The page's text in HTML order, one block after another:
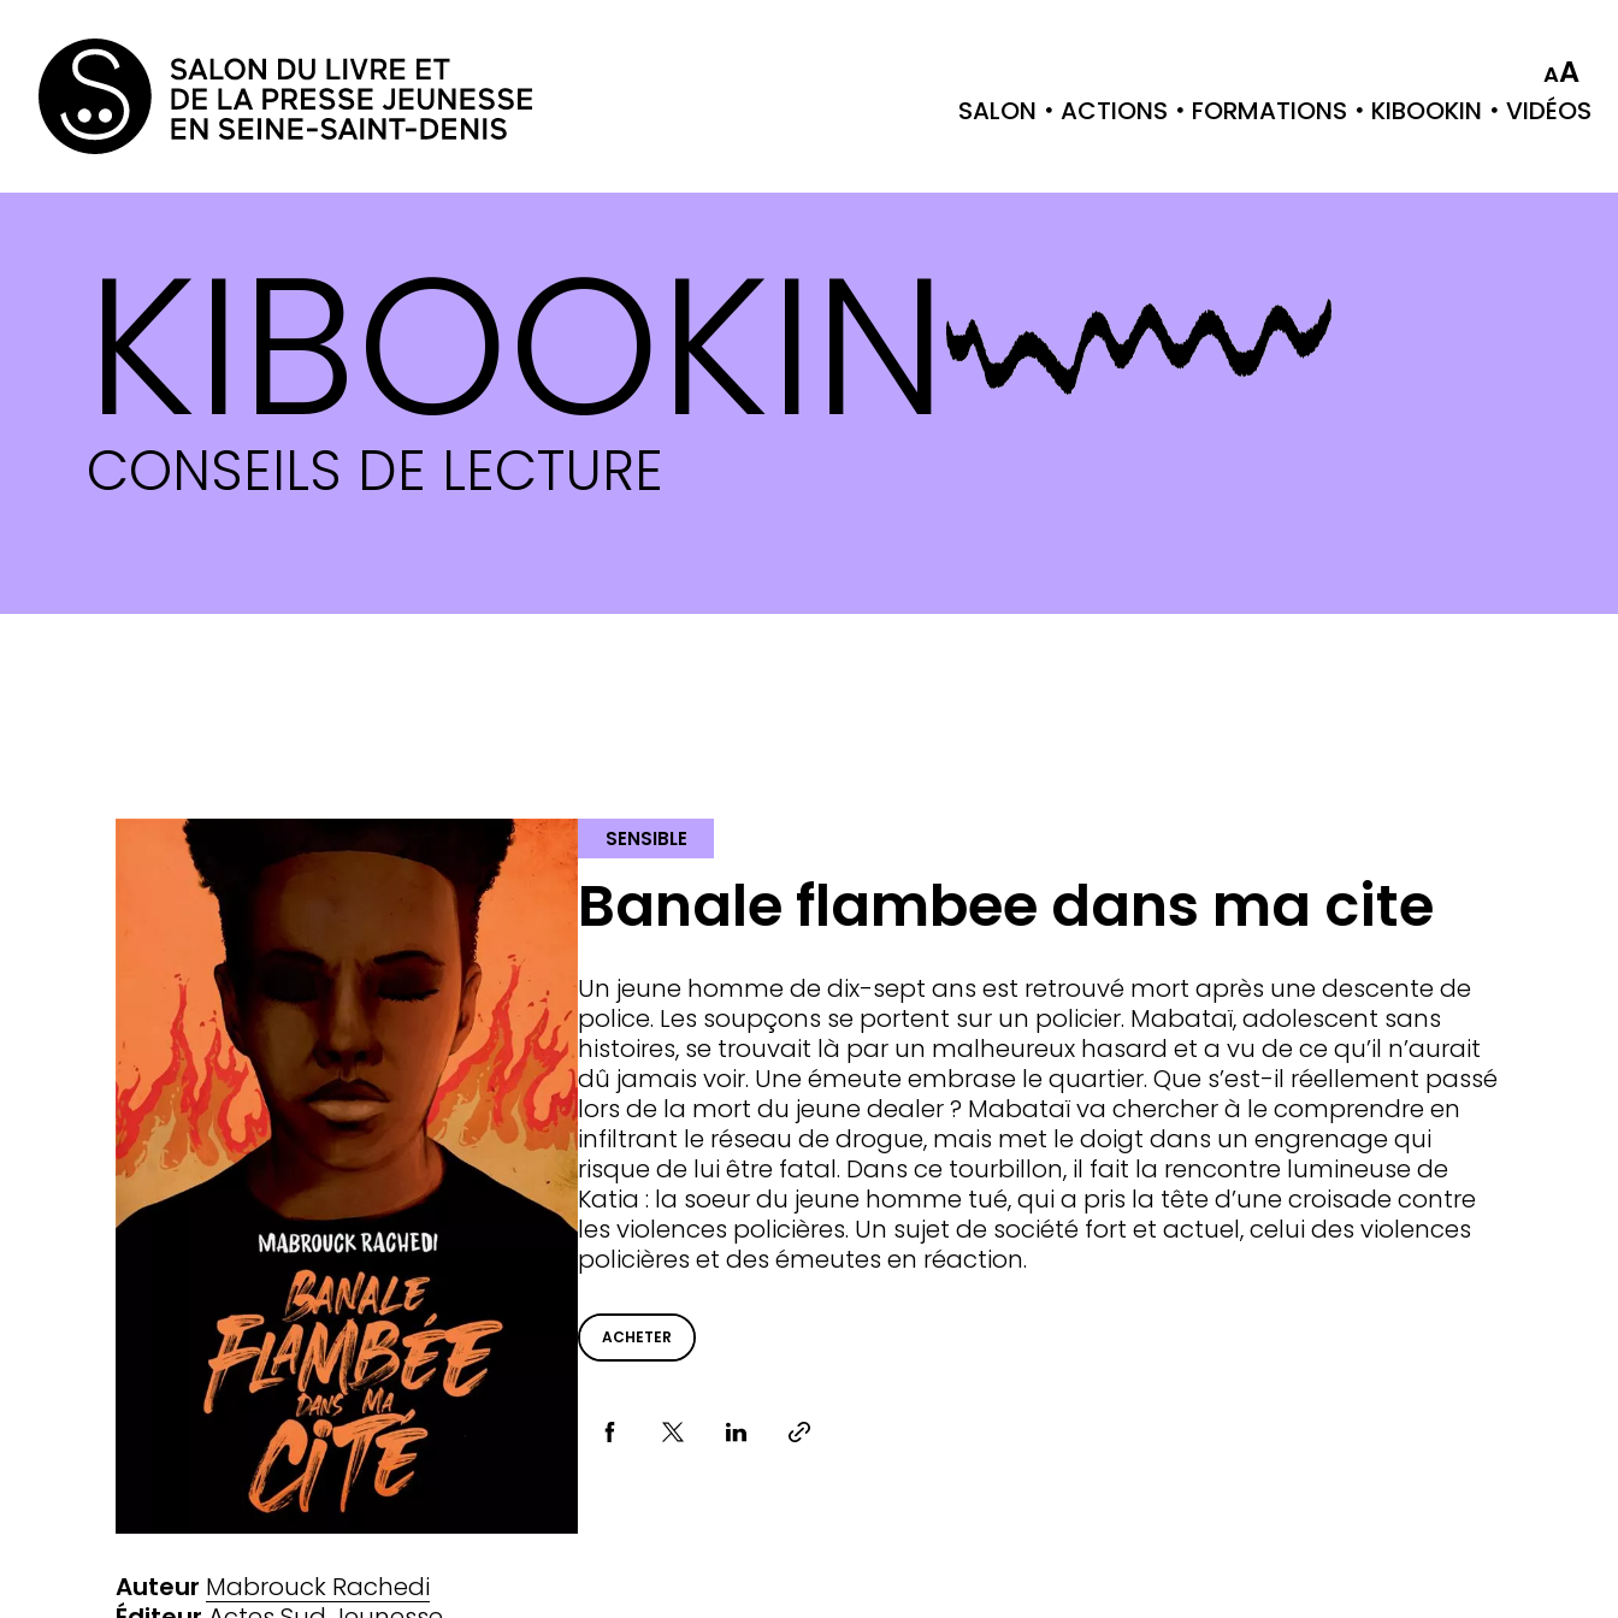
AA
SALON ACTIONS FORMATIONS KIBOOKIN VIDÉOS
KIBOOKIN
CONSEILS DE LECTURE
SENSIBLE
Banale flambee dans ma cite
Un jeune homme de dix-sept ans est retrouvé mort après une descente de
police. Les soupçons se portent sur un policier. Mabataï, adolescent sans
histoires, se trouvait là par un malheureux hasard et a vu de ce qu’il n’aurait
dû jamais voir. Une émeute embrase le quartier. Que s’est-il réellement passé
lors de la mort du jeune dealer ? Mabataï va chercher à le comprendre en
infiltrant le réseau de drogue, mais met le doigt dans un engrenage qui
risque de lui être fatal. Dans ce tourbillon, il fait la rencontre lumineuse de
Katia : la soeur du jeune homme tué, qui a pris la tête d’une croisade contre
les violences policières. Un sujet de société fort et actuel, celui des violences
policières et des émeutes en réaction.
ACHETER
Partager via
Auteur Mabrouck Rachedi